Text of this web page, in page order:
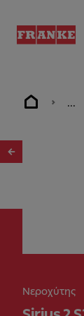
...
Νεροχύτης